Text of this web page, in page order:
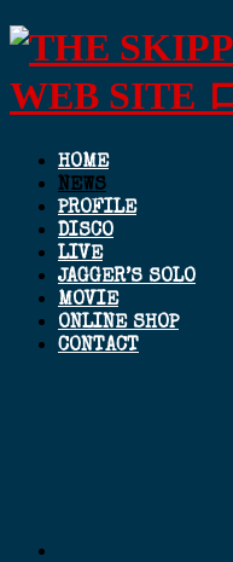
HOME
NEWS
PROFILE
DISCO
LIVE
JAGGER’S SOLO
MOVIE
ONLINE SHOP
CONTACT